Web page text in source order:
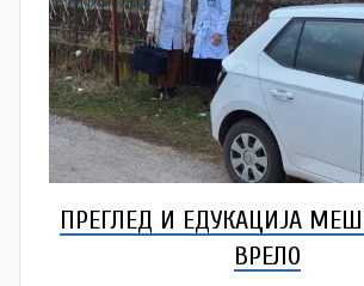
ПРЕГЛЕД И ЕДУКАЦИЈА
ВРЕЛО